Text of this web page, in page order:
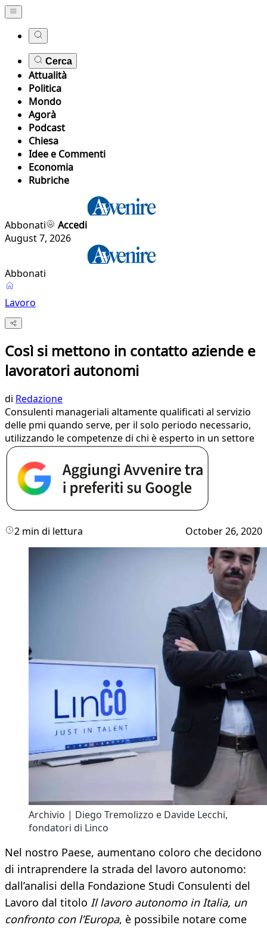
Cerca
Attualità
Politica
Mondo
Agorà
Podcast
Chiesa
Idee e Commenti
Economia
Rubriche
Abbonati
Accedi
August 7, 2026
Abbonati
Lavoro
Così si mettono in contatto aziende e
lavoratori autonomi
di Redazione
Consulenti manageriali altamente qualificati al servizio
delle pmi quando serve, per il solo periodo necessario,
utilizzando le competenze di chi è esperto in un settore
2 min di lettura October 26, 2020
Archivio | Diego Tremolizzo e Davide Lecchi,
fondatori di Linco
Nel nostro Paese, aumentano coloro che decidono
di intraprendere la strada del lavoro autonomo:
dall’analisi della Fondazione Studi Consulenti del
Lavoro dal titolo Il lavoro autonomo in Italia, un
confronto con l’Europa, è possibile notare come